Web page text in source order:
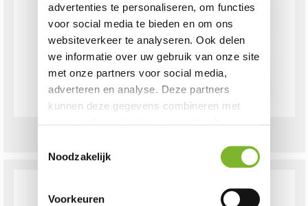
advertenties te personaliseren, om functies
voor social media te bieden en om ons
websiteverkeer te analyseren. Ook delen
we informatie over uw gebruik van onze site
met onze partners voor social media,
adverteren en analyse. Deze partners
kunnen deze gegevens combineren met
basis van uw gebruik van hun services.
Noodzakelijk
Voorkeuren